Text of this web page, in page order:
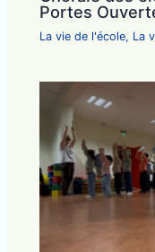
Portes
La vie de l'école, La